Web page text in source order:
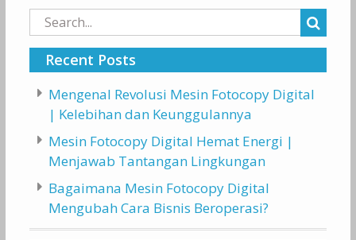
Search
for:
Recent Posts
Mengenal Revolusi Mesin Fotocopy Digital
| Kelebihan dan Keunggulannya
Mesin Fotocopy Digital Hemat Energi |
Menjawab Tantangan Lingkungan
Bagaimana Mesin Fotocopy Digital
Mengubah Cara Bisnis Beroperasi?